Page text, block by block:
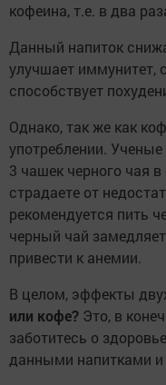
кофеина, т.е. в два
Данный напиток
улучшает иммунитет,
способствует
Однако, так же как
употреблении.
3 чашек черного чая
страдаете от
рекомендуется пить
черный чай
привести к анемии.
В целом, эффекты
или кофе? Это, в
заботитесь о
данными напитками и